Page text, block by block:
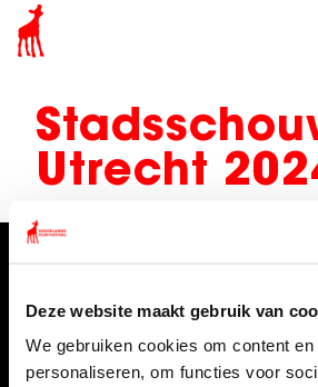
Deze website maakt gebruik van
We gebruiken cookies om content
personaliseren, om functies voor
Utrecht